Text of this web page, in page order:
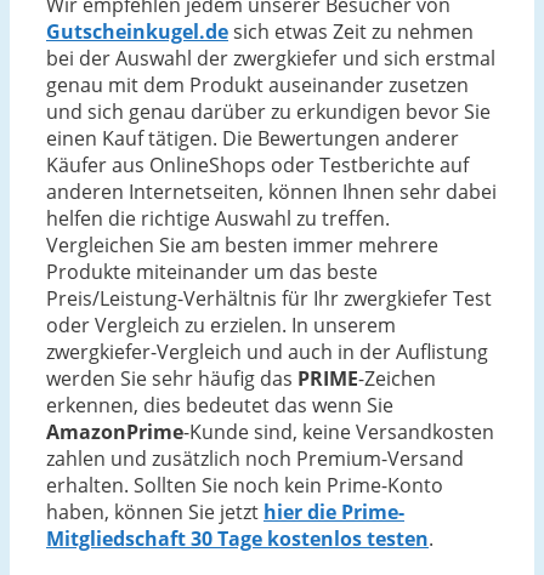
Gutscheinkugel.desich etwas Zeit zu nehmen
bei der Auswahl der zwergkiefer und sich erstmal
genau mit dem Produkt auseinander zusetzen
und sich genau darüber zu erkundigen bevor Sie
einen Kauf tätigen. Die Bewertungen anderer
Käufer aus OnlineShops oder Testberichte auf
anderen Internetseiten, können Ihnen sehr dabei
helfen die richtige Auswahl zu treffen.
Vergleichen Sie am besten immer mehrere
Produkte miteinander um das beste
Preis/Leistung-Verhältnis für Ihr zwergkiefer Test
oder Vergleich zu erzielen. In unserem
zwergkiefer-Vergleich und auch in der Auflistung
werden Sie sehr häufig das PRIME-Zeichen
erkennen, dies bedeutet das wenn Sie
AmazonPrime-Kunde sind, keine Versandkosten
zahlen und zusätzlich noch Premium-Versand
erhalten. Sollten Sie noch kein Prime-Konto
haben, können Sie jetzt hier die Prime-
Mitgliedschaft 30 Tage kostenlos testen.